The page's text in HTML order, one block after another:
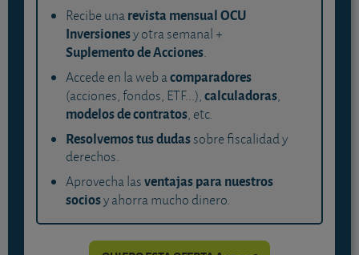
Recibe unarevista mensual OCU
Inversionesy otra semanal +
Suplemento de Acciones.
Accede en la web acomparadores
(acciones, fondos, ETF...),calculadoras,
modelos de contratos, etc.
Resolvemos tus dudassobre fiscalidad y
derechos.
Aprovecha lasventajas para nuestros
sociosy ahorra mucho dinero.